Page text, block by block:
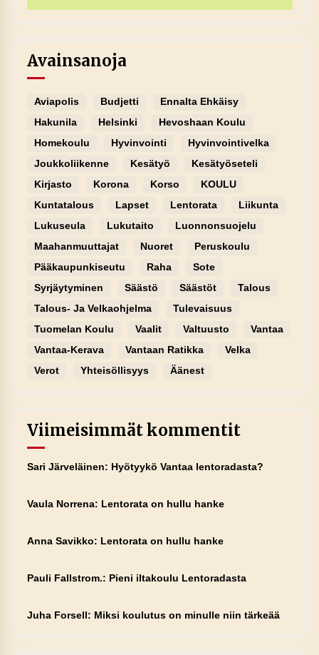
Avainsanoja
Aviapolis Budjetti
Ennalta Ehkäisy
Hakunila
Helsinki
Hevoshaan Koulu
Homekoulu
Hyvinvointi
Hyvinvointivelka
Joukkoliikenne
Kesätyö
Kesätyöseteli
Kirjasto
Korona Korso
KOULU
Kuntatalous
Lapset Lentorata
Liikunta
Lukuseula
Lukutaito
Luonnonsuojelu
Maahanmuuttajat
Nuoret
Peruskoulu
Pääkaupunkiseutu
Raha
Sote
Syrjäytyminen
Säästö Säästöt
Talous
Talous- Ja Velkaohjelma
Tulevaisuus
Tuomelan Koulu
Vaalit Valtuusto
Vantaa
Vantaa-Kerava
Vantaan Ratikka
Velka
Verot
Yhteisöllisyys Äänest
Viimeisimmät kommentit
Sari Järveläinen: Hyötyykö Vantaa lentoradasta?
Vaula Norrena: Lentorata on hullu hanke
Anna Savikko: Lentorata on hullu hanke
Pauli Fallstrom.: Pieni iltakoulu Lentoradasta
Juha Forsell: Miksi koulutus on minulle niin tärkeää